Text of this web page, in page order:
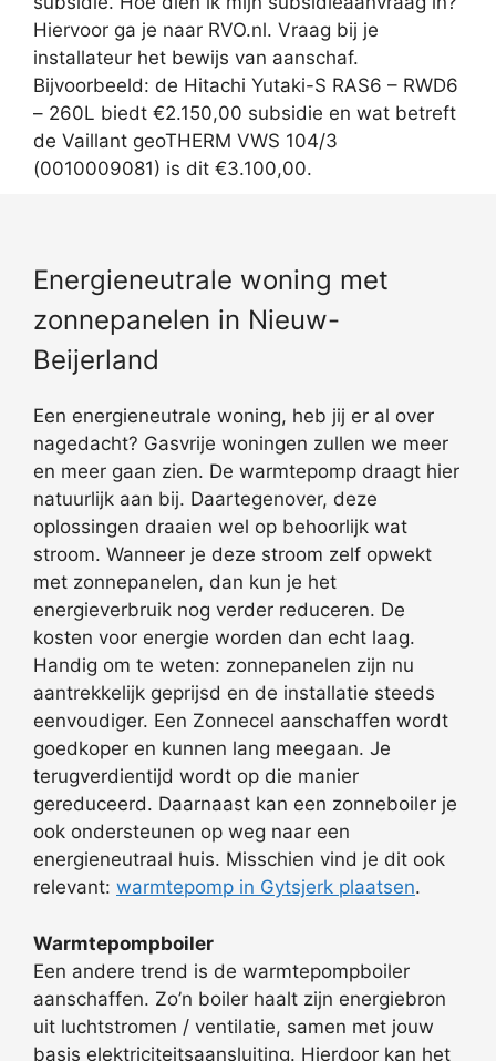
Hiervoor ga je naar RVO.nl. Vraag bij je
installateur het bewijs van aanschaf.
Bijvoorbeeld: de Hitachi Yutaki-S RAS6 – RWD6
– 260L biedt €2.150,00 subsidie en wat betreft
de Vaillant geoTHERM VWS 104/3
(0010009081) is dit €3.100,00.
Energieneutrale woning met
zonnepanelen in Nieuw-
Beijerland
Een energieneutrale woning, heb jij er al over
nagedacht? Gasvrije woningen zullen we meer
en meer gaan zien. De warmtepomp draagt hier
natuurlijk aan bij. Daartegenover, deze
oplossingen draaien wel op behoorlijk wat
stroom. Wanneer je deze stroom zelf opwekt
met zonnepanelen, dan kun je het
energieverbruik nog verder reduceren. De
kosten voor energie worden dan echt laag.
Handig om te weten: zonnepanelen zijn nu
aantrekkelijk geprijsd en de installatie steeds
eenvoudiger. Een Zonnecel aanschaffen wordt
goedkoper en kunnen lang meegaan. Je
terugverdientijd wordt op die manier
gereduceerd. Daarnaast kan een zonneboiler je
ook ondersteunen op weg naar een
energieneutraal huis. Misschien vind je dit ook
relevant: warmtepomp in Gytsjerk plaatsen.
Warmtepompboiler
Een andere trend is de warmtepompboiler
aanschaffen. Zo’n boiler haalt zijn energiebron
uit luchtstromen / ventilatie, samen met jouw
basis elektriciteitsaansluiting. Hierdoor kan het